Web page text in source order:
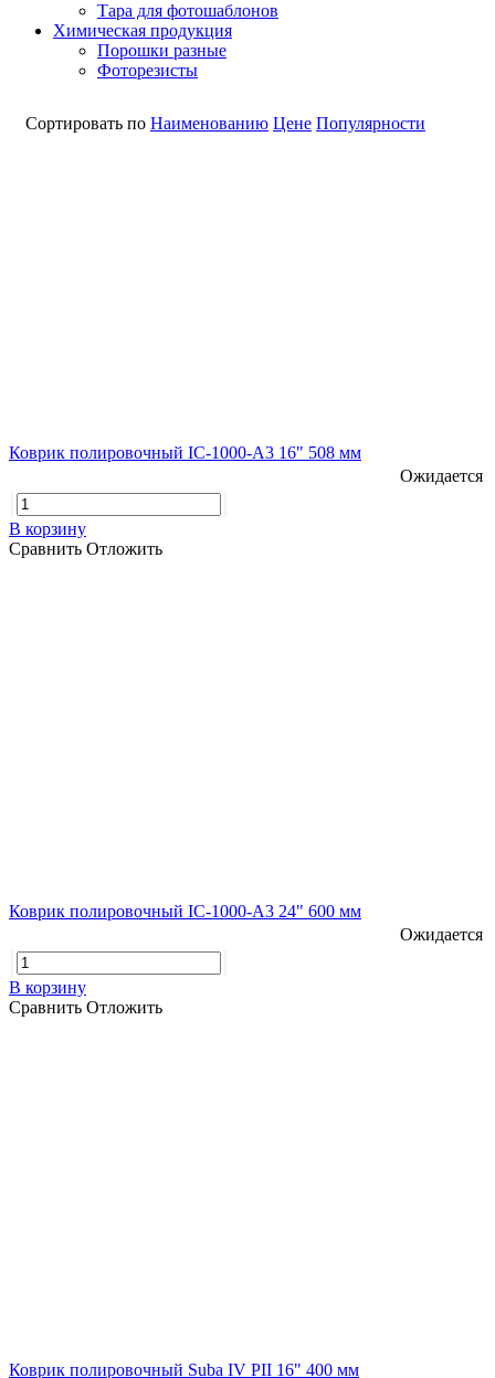
Тара для фотошаблонов
Химическая продукция
Порошки разные
Фоторезисты
Сортировать по Наименованию Цене Популярности
Коврик полировочный IC-1000-A3 16" 508 мм
Ожидается
В корзину
Сравнить Отложить
Коврик полировочный IC-1000-A3 24" 600 мм
Ожидается
В корзину
Сравнить Отложить
Коврик полировочный Suba IV PII 16" 400 мм